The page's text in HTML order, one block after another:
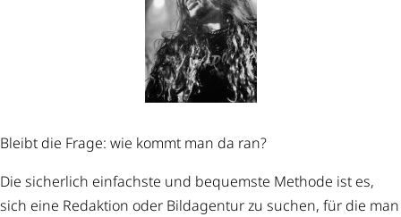
Bleibt die Frage: wie kommt man da ran?
Die sicherlich einfachste und bequemste Methode ist es,
sich eine Redaktion oder Bildagentur zu suchen, für die man